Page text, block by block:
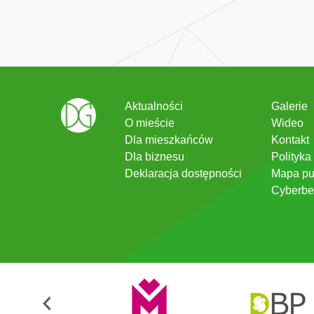
Aktualności
O mieście
Dla mieszkańców
Dla biznesu
Deklaracja dostępności
Galerie
Wideo
Kontakt
Mapa